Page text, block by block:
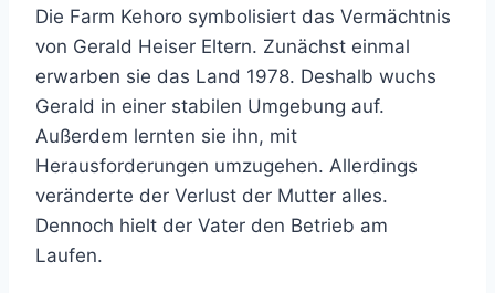
Die Farm Kehoro symbolisiert das Vermächtnis
von Gerald Heiser Eltern. Zunächst einmal
erwarben sie das Land 1978. Deshalb wuchs
Gerald in einer stabilen Umgebung auf.
Außerdem lernten sie ihn, mit
Herausforderungen umzugehen. Allerdings
veränderte der Verlust der Mutter alles.
Dennoch hielt der Vater den Betrieb am
Laufen.